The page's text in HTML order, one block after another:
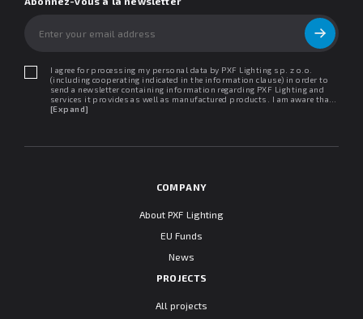
I agree for processing my personal data by PXF Lighting sp. z o.o.
(including cooperating indicated in the information clause) in order to
send a newsletter containing information regarding PXF Lighting and
services it provides as well as manufactured products. I am aware that I
may withdraw my consent at any time. I declare that I have read the
[Expand]
COMPANY
About PXF Lighting
EU Funds
News
PROJECTS
All projects